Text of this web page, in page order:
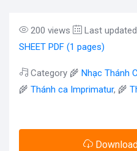
200 views Last
SHEET PDF (1 pages)
Category 🌾 Nhạc Thánh
🌾 Thánh ca Imprimatur, 🌾